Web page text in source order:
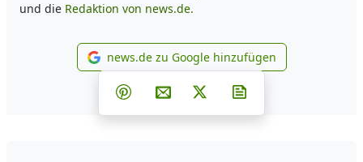
und die Redaktion von news.de.
news.de zu Google
news.de zu Google hinzufügen
Teilen auf Facebook
Teilen auf Whatsapp
Teilen auf Telegram
Teilen auf Pinterest
Per E-Mail teilen
Post auf X